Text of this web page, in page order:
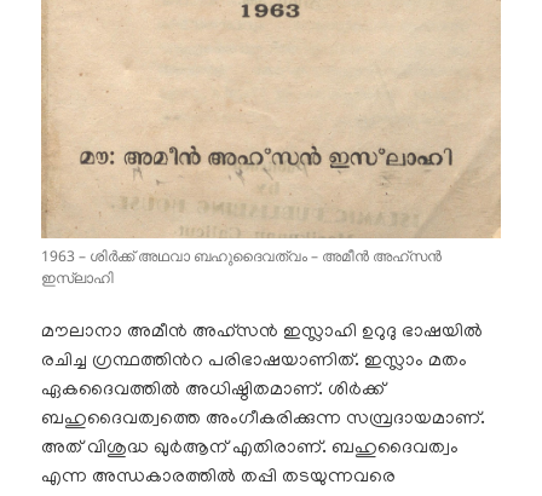
1963 – ശിർക്ക് അഥവാ ബഹുദൈവത്വം – അമീൻ അഹ്‌സൻ
ഇസ്‌ലാഹി
മൗലാനാ അമീൻ അഹ്സൻ ഇസ്ലാഹി ഉറുദു ഭാഷയിൽ
രചിച്ച ഗ്രന്ഥത്തിൻറ പരിഭാഷയാണിത്. ഇസ്ലാം മതം
ഏകദൈവത്തിൽ അധിഷ്ഠിതമാണ്. ശിർക്ക്
ബഹുദൈവത്വത്തെ അംഗീകരിക്കുന്ന സമ്പ്രദായമാണ്.
അത് വിശുദ്ധ ഖുർആന് എതിരാണ്. ബഹുദൈവത്വം
എന്ന അന്ധകാരത്തിൽ തപ്പി തടയുന്നവരെ